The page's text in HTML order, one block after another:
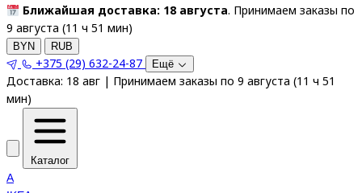
Ближайшая доставка: 18 августа. Принимаем заказы по
9 августа (11 ч 51 мин)
BYN RUB
+375 (29) 632-24-87 Ещё
Доставка: 18 авг | Принимаем заказы по 9 августа (11 ч 51
мин)
Каталог
A